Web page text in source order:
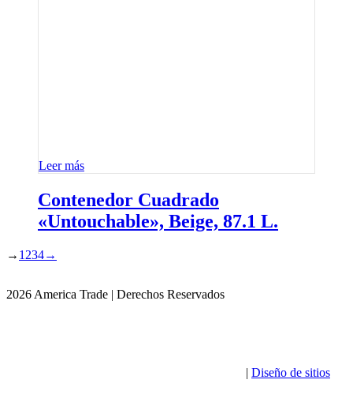
Leer más
Contenedor Cuadrado
«Untouchable», Beige, 87.1 L.
→ 1 234→
2026 America Trade | Derechos Reservados
| Diseño de sitios